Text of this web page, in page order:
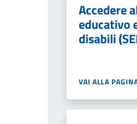
Accedere
educativo
disabili
VAI ALLA